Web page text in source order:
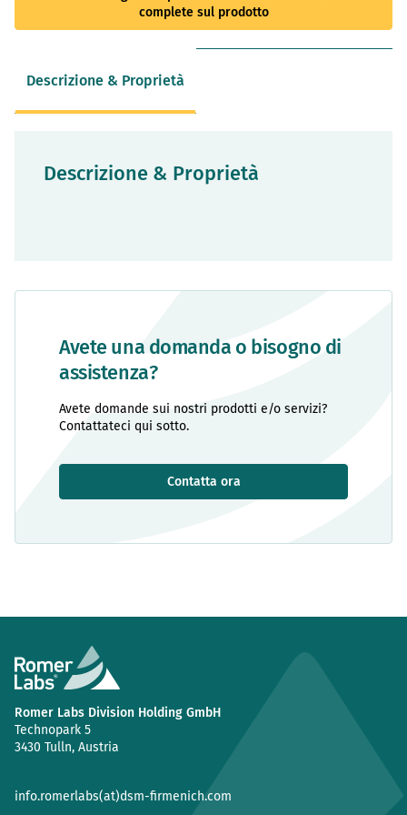
complete sul prodotto
Avete una domanda o bisogno di
assistenza?
Avete domande sui nostri prodotti e/o servizi?
Contattateci qui sotto.
Contatta ora
Descrizione & Proprietà
Descrizione & Proprietà
Romer Labs Division Holding GmbH
Technopark 5
3430 Tulln, Austria
info.romerlabs(at)dsm-firmenich.com